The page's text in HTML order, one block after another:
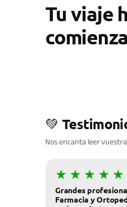
Tu viaje
💚
Nos encanta leer
Grandes
Farmacia y